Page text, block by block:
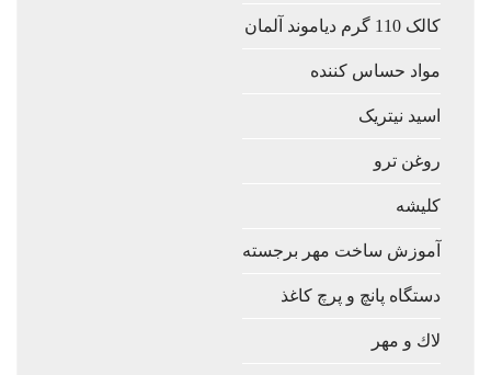
کالک 110 گرم دیاموند آلمان
مواد حساس کننده
اسید نیتریک
روغن ترو
کلیشه
آموزش ساخت مهر برجسته
دستگاه پانچ و پرچ كاغذ
لاك و مهر